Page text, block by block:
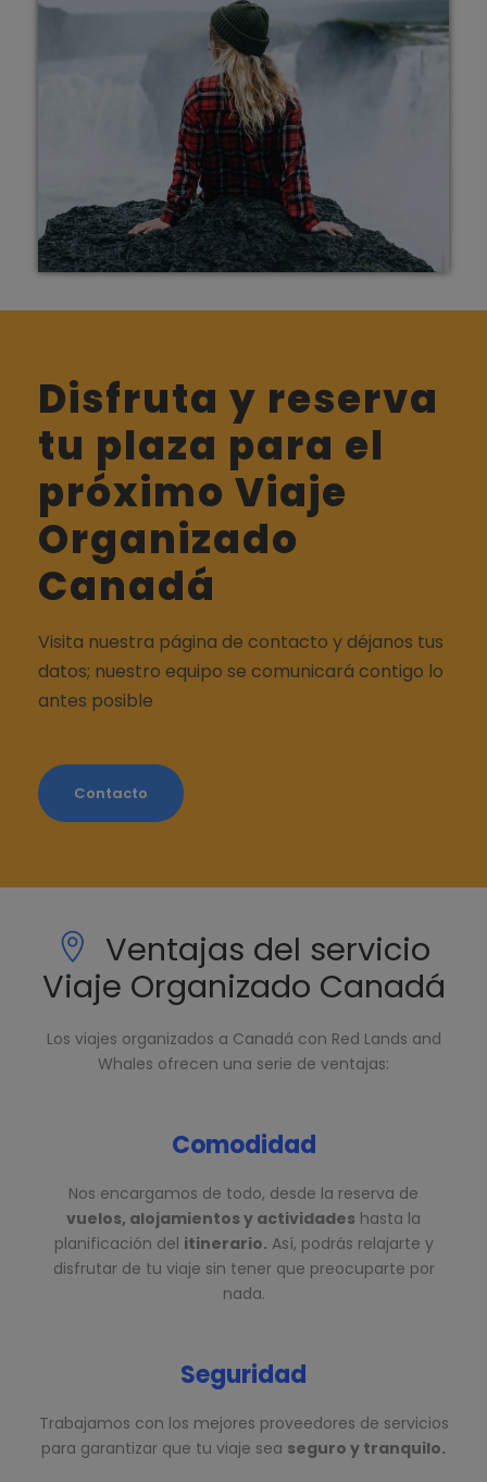
Disfruta y reserva
tu plaza para el
próximo Viaje
Organizado
Canadá
Visita nuestra página de contacto y déjanos tus
datos; nuestro equipo se comunicará contigo lo
antes posible
Contacto
Ventajas del servicio
Viaje Organizado Canadá
Los viajes organizados a Canadá con Red Lands and
Whales ofrecen una serie de ventajas:
Comodidad
Nos encargamos de todo, desde la reserva de
vuelos, alojamientos y actividades hasta la
planificación del itinerario. Así, podrás relajarte y
disfrutar de tu viaje sin tener que preocuparte por
nada.
Seguridad
Trabajamos con los mejores proveedores de servicios
para garantizar que tu viaje sea seguro y tranquilo.